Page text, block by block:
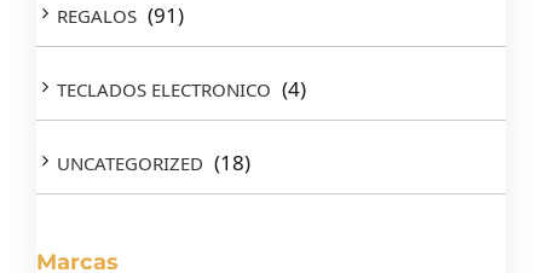
REGALOS (91)
TECLADOS ELECTRONICO (4)
UNCATEGORIZED (18)
Marcas